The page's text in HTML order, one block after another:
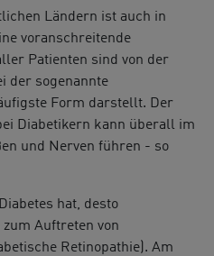
Ländern ist auch in
voranschreitende
Patienten sind von der
der sogenannte
Form darstellt. Der
Diabetikern kann überall im
und Nerven führen - so
hat, desto
Auftreten von
Retinopathie). Am